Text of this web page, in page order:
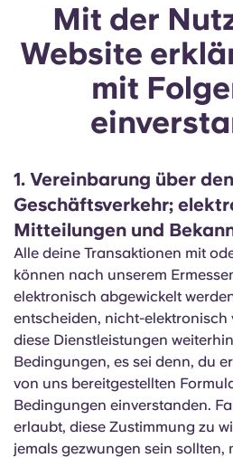
Mit der
Website
mit
1. Vereinbarung über
Geschäftsverkehr;
Mitteilungen und
Alle deine Transaktionen mit
können nach unserem
elektronisch abgewickelt
entscheiden, nicht-elektronisch
diese Dienstleistungen
Bedingungen, es sei denn, du
von uns bereitgestellten
Bedingungen einverstanden.
erlaubt, diese Zustimmung zu
jemals gezwungen sein sollten,